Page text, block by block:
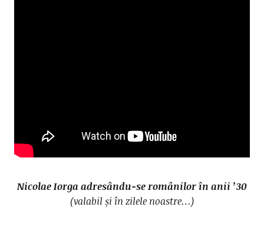
Nicolae Iorga adresându-se românilor în anii ’30
(valabil și în zilele noastre…)